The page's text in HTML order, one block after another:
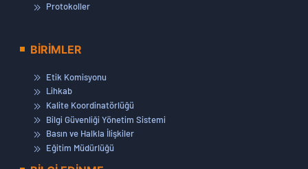
Protokoller
BİRİMLER
Etik Komisyonu
Lihkab
Kalite Koordinatörlüğü
Bilgi Güvenliği Yönetim Sistemi
Basın ve Halkla İlişkiler
Eğitim Müdürlüğü